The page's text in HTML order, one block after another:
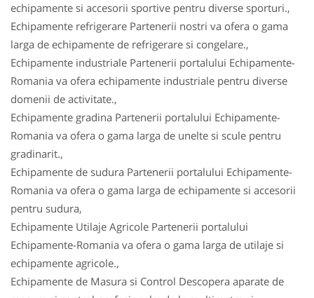
echipamente si accesorii sportive pentru diverse sporturi.,
Echipamente refrigerare Partenerii nostri va ofera o gama
larga de echipamente de refrigerare si congelare.,
Echipamente industriale Partenerii portalului Echipamente-
Romania va ofera echipamente industriale pentru diverse
domenii de activitate.,
Echipamente gradina Partenerii portalului Echipamente-
Romania va ofera o gama larga de unelte si scule pentru
gradinarit.,
Echipamente de sudura Partenerii portalului Echipamente-
Romania va ofera o gama larga de echipamente si accesorii
pentru sudura,
Echipamente Utilaje Agricole Partenerii portalului
Echipamente-Romania va ofera o gama larga de utilaje si
echipamente agricole.,
Echipamente de Masura si Control Descopera aparate de